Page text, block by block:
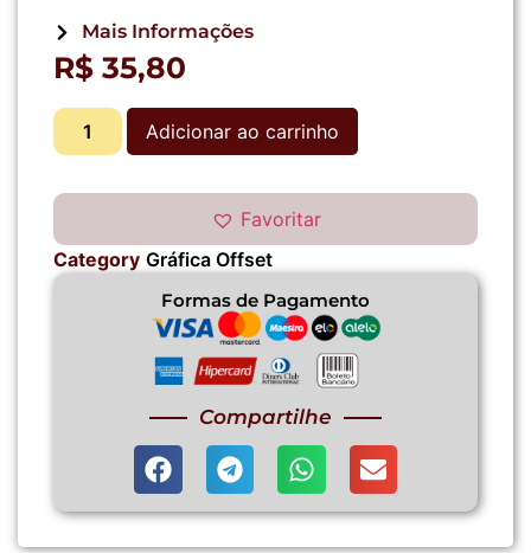
Mais Informações
R$ 35,80
Adicionar ao carrinho
Favoritar
Category Gráfica Offset
Formas de Pagamento
Compartilhe